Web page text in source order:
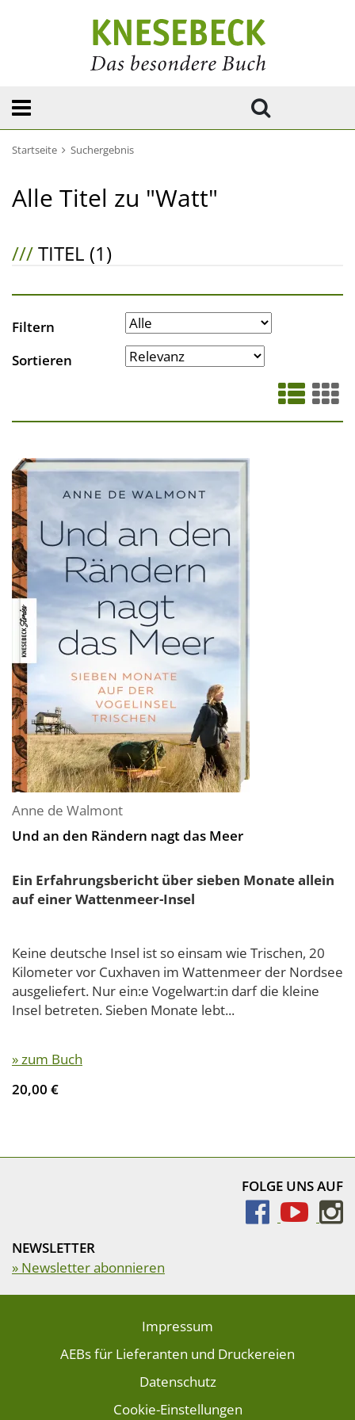
Startseite Suchergebnis
Alle Titel zu "Watt"
///TITEL (1)
Filtern
Sortieren
Anne de Walmont
Und an den Rändern nagt das Meer
Ein Erfahrungsbericht über sieben Monate allein
auf einer Wattenmeer-Insel
Keine deutsche Insel ist so einsam wie Trischen, 20
Kilometer vor Cuxhaven im Wattenmeer der Nordsee
ausgeliefert. Nur ein:e Vogelwart:in darf die kleine
Insel betreten. Sieben Monate lebt...
» zum Buch
20,00 €
FOLGE UNS AUF
NEWSLETTER
» Newsletter abonnieren
Impressum
AEBs für Lieferanten und Druckereien
Datenschutz
Cookie-Einstellungen